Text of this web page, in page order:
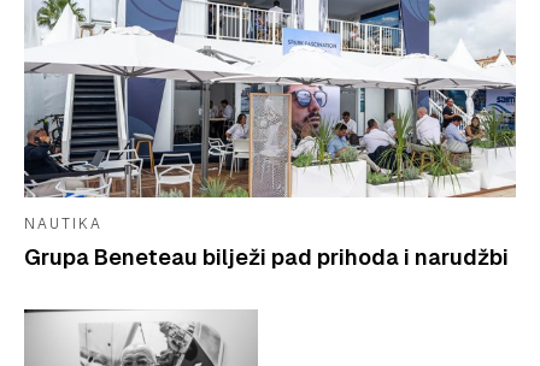
NAUTIKA
Grupa Beneteau bilježi pad prihoda i narudžbi